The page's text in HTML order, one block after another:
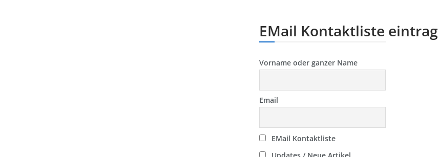
EMail Kontaktliste
Vorname oder ganzer Name
Email
EMail Kontaktliste